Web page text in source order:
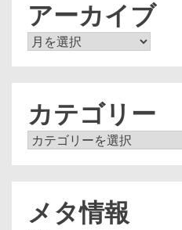
アーカイブ
ア
カテゴリー
カ
メタ情報